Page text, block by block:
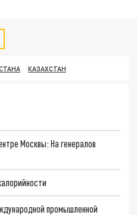
КАЗАХСТАН
Москвы: На генералов
промышленной